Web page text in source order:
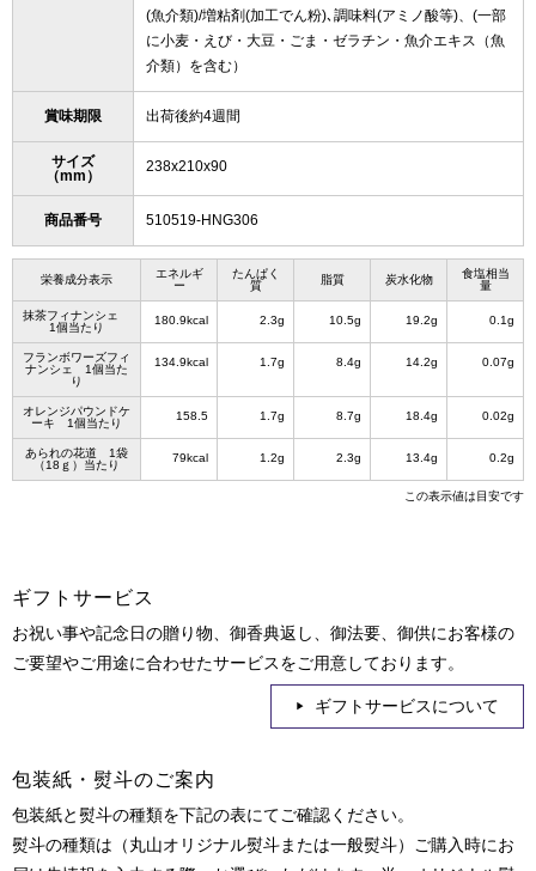
(魚介類)/増粘剤(加工でん粉)､調味料(アミノ酸等)、(一部
に小麦・えび・大豆・ごま・ゼラチン・魚介エキス（魚
介類）を含む）
賞味期限 出荷後約4週間
サイズ
（mm）
238x210x90
商品番号 510519-HNG306
栄養成分表示
エネルギ
ー
たんぱく
質
脂質 炭水化物
食塩相当
量
抹茶フィナンシェ
1個当たり
180.9kcal 2.3g 10.5g 19.2g 0.1g
フランボワーズフィ
ナンシェ 1個当た
り
134.9kcal 1.7g 8.4g 14.2g 0.07g
オレンジパウンドケ
ーキ 1個当たり
158.5 1.7g 8.7g 18.4g 0.02g
あられの花道 1袋
（18ｇ）当たり
79kcal 1.2g 2.3g 13.4g 0.2g
この表示値は目安です
ギフトサービス
お祝い事や記念日の贈り物、御香典返し、御法要、御供にお客様の
ご要望やご用途に合わせたサービスをご用意しております。
ギフトサービスについて
包装紙・熨斗のご案内
包装紙と熨斗の種類を下記の表にてご確認ください。
熨斗の種類は（丸山オリジナル熨斗または一般熨斗）ご購入時にお